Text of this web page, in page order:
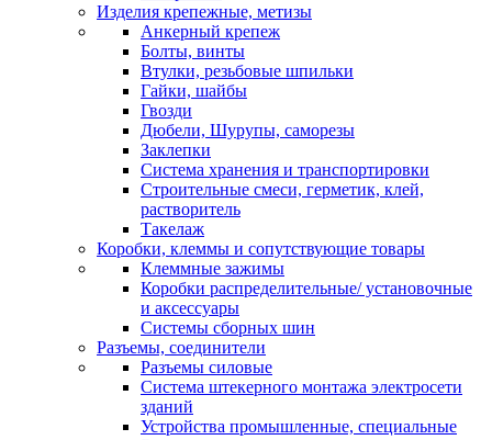
Изделия крепежные, метизы
Анкерный крепеж
Болты, винты
Втулки, резьбовые шпильки
Гайки, шайбы
Гвозди
Дюбели, Шурупы, саморезы
Заклепки
Система хранения и транспортировки
Строительные смеси, герметик, клей,
растворитель
Такелаж
Коробки, клеммы и сопутствующие товары
Клеммные зажимы
Коробки распределительные/ установочные
и аксессуары
Системы сборных шин
Разъемы, соединители
Разъемы силовые
Система штекерного монтажа электросети
зданий
Устройства промышленные, специальные